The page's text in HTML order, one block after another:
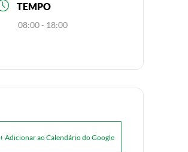
TEMPO
08:00 - 18:00
+ Adicionar ao Calendário do Google